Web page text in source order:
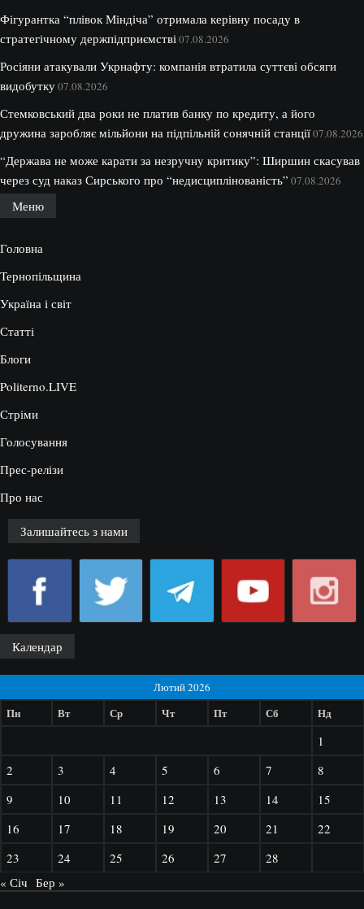
Фігурантка “плівок Міндіча” отримала керівну посаду в
стратегічному держпідприємстві 07.08.2026
Росіяни атакували Укрнафту: компанія втратила суттєві обсяги
видобутку07.08.2026
Стемковський два роки не платив банку по кредиту, а його
дружина заробляє мільйони на підпільній сонячній станції07.08.2026
“Держава не може карати за незручну критику”: Ширшин скасував
через суд наказ Сирського про “недисциплінованість” 07.08.2026
Меню
Головна
Тернопільщина
Україна і світ
Статті
Блоги
Politerno.LIVE
Стріми
Голосування
Прес-релізи
Про нас
Залишайтесь з нами
Календар
Лютий 2026
Пн Вт Ср Чт Пт Сб Нд
1
2
3 4 5 6 7
8
9
10 11 12 13 14
15
16
17 18 19 20 21
22
23
24 25 26 27
28
« Січ Бер »